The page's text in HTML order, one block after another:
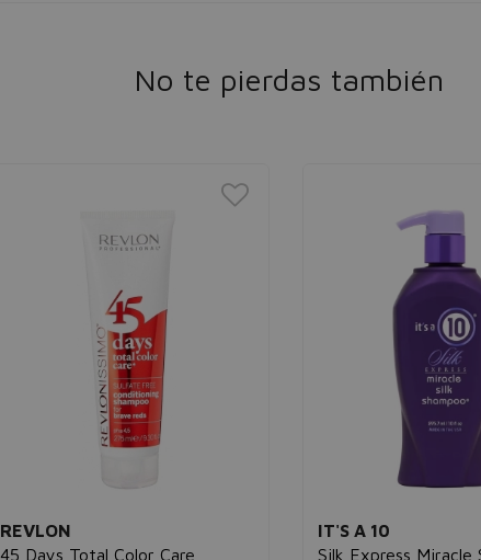
No te pierdas también
REVLON
45 Days Total Color Care
IT'S A 10
Silk Express Miracle